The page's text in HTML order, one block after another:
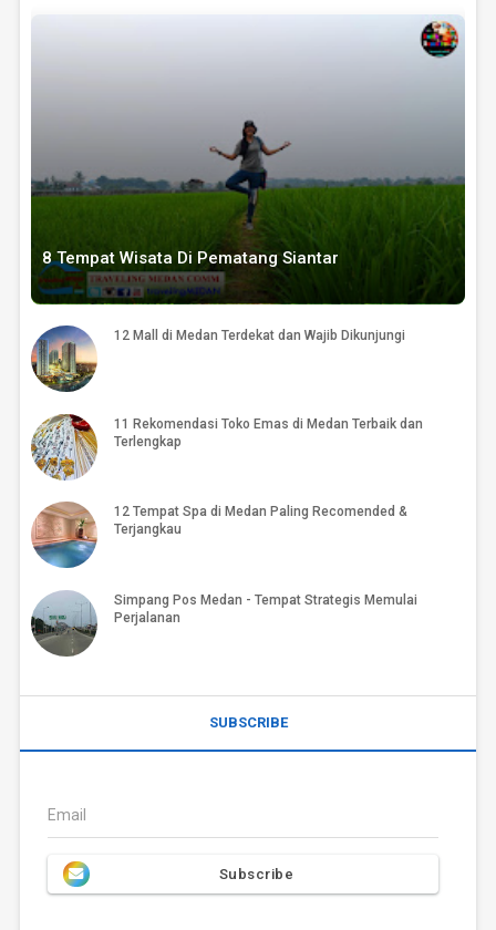
8 Tempat Wisata Di Pematang Siantar
12 Mall di Medan Terdekat dan Wajib Dikunjungi
11 Rekomendasi Toko Emas di Medan Terbaik dan
Terlengkap
12 Tempat Spa di Medan Paling Recomended &
Terjangkau
Simpang Pos Medan - Tempat Strategis Memulai
Perjalanan
SUBSCRIBE
Email
Subscribe